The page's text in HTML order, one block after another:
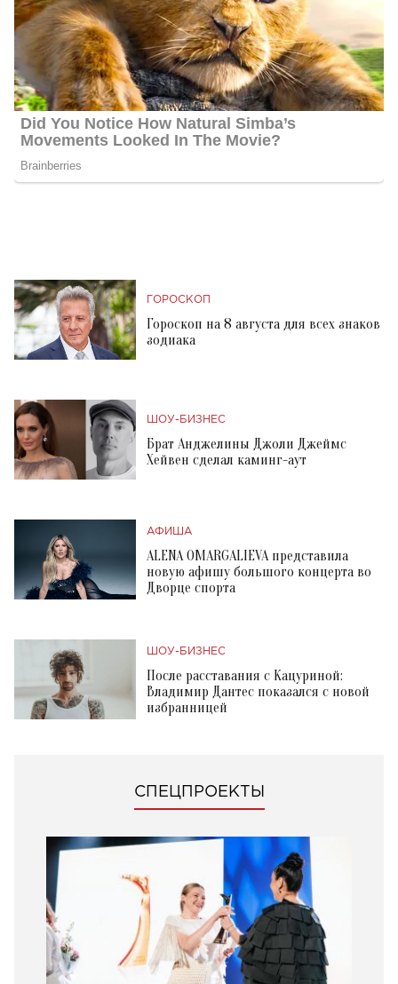
ГОРОСКОП
Гороскоп на 8 августа для всех знаков
зодиака
ШОУ-БИЗНЕС
Брат Анджелины Джоли Джеймс
Хейвен сделал каминг-аут
АФИША
ALENA OMARGALIEVA представила
новую афишу большого концерта во
Дворце спорта
ШОУ-БИЗНЕС
После расставания с Кацуриной:
Владимир Дантес показался с новой
избранницей
СПЕЦПРОЕКТЫ